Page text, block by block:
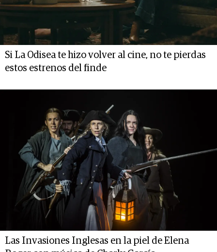
Si La Odisea te hizo volver al cine, no te pierdas
estos estrenos del finde
Las Invasiones Inglesas en la piel de Elena